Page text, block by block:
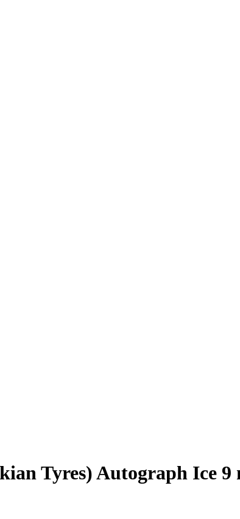
Tyres) Autograph Ice